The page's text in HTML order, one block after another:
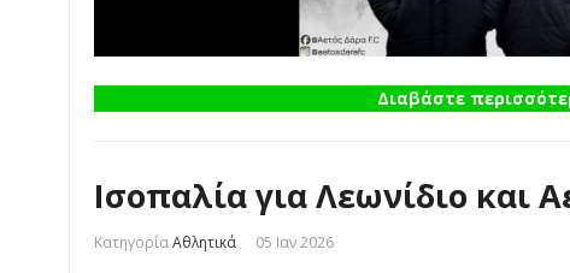
Διαβάστε
Ισοπαλία για Λεωνίδιο και
ΚατηγορίαΑθλητικά 05 Ιαν 2026